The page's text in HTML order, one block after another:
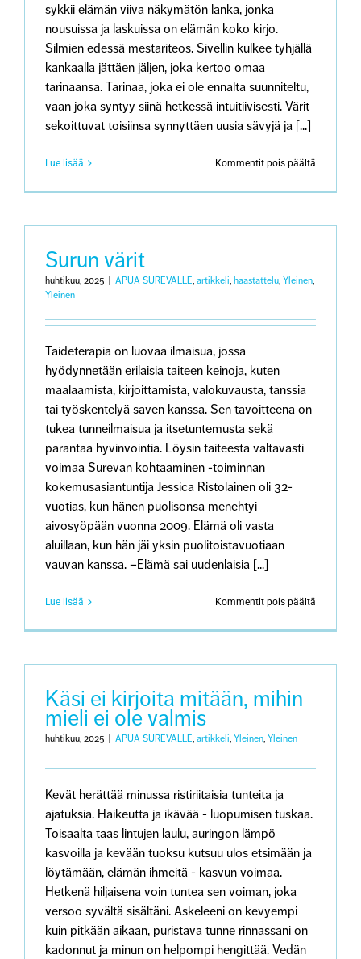
sykkii elämän viiva näkymätön lanka, jonka
nousuissa ja laskuissa on elämän koko kirjo.
Silmien edessä mestariteos. Sivellin kulkee tyhjällä
kankaalla jättäen jäljen, joka kertoo omaa
tarinaansa. Tarinaa, joka ei ole ennalta suunniteltu,
vaan joka syntyy siinä hetkessä intuitiivisesti. Värit
sekoittuvat toisiinsa synnyttäen uusia sävyjä ja [...]
Lue lisää Kommentit pois päältä
sanat
Surun värit
huhtikuu, 2025 APUA SUREVALLE, artikkeli, haastattelu, Yleinen,
Yleinen
Taideterapia on luovaa ilmaisua, jossa
hyödynnetään erilaisia taiteen keinoja, kuten
maalaamista, kirjoittamista, valokuvausta, tanssia
tai työskentelyä saven kanssa. Sen tavoitteena on
tukea tunneilmaisua ja itsetuntemusta sekä
parantaa hyvinvointia. Löysin taiteesta valtavasti
voimaa Surevan kohtaaminen -toiminnan
kokemusasiantuntija Jessica Ristolainen oli 32-
vuotias, kun hänen puolisonsa menehtyi
aivosyöpään vuonna 2009. Elämä oli vasta
aluillaan, kun hän jäi yksin puolitoistavuotiaan
vauvan kanssa. –Elämä sai uudenlaisia [...]
Lue lisää Kommentit pois päältä
värit
Käsi ei kirjoita mitään, mihin
mieli ei ole valmis
huhtikuu, 2025 APUA SUREVALLE, artikkeli, Yleinen, Yleinen
Kevät herättää minussa ristiriitaisia tunteita ja
ajatuksia. Haikeutta ja ikävää - luopumisen tuskaa.
Toisaalta taas lintujen laulu, auringon lämpö
kasvoilla ja kevään tuoksu kutsuu ulos etsimään ja
löytämään, elämän ihmeitä - kasvun voimaa.
Hetkenä hiljaisena voin tuntea sen voiman, joka
versoo syvältä sisältäni. Askeleeni on kevyempi
kuin pitkään aikaan, puristava tunne rinnassani on
kadonnut ja minun on helpompi hengittää. Vedän